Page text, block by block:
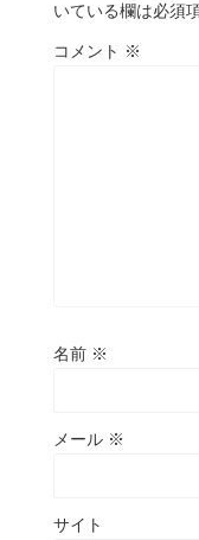
いている欄は必須
コメント ※
名前 ※
メール ※
サイト